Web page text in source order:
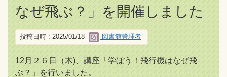
なぜ飛ぶ？」を開催しました
投稿日時 : 2025/01/18 図書館管理者
12月２６日（木)、講座「学ぼう！飛行機はなぜ飛
ぶ？」を行いました。